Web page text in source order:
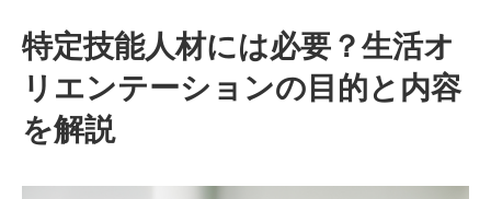
特定技能人材には必要？生活オ
リエンテーションの目的と内容
を解説